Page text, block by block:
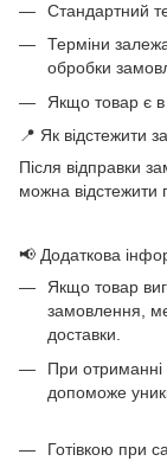
Стандартний
Терміни
обробки
Якщо товар є в
📍 Як відстежити
Після відправки
можна відстежити
📢 Додаткова
Якщо товар
замовлення,
доставки.
При отриманні
допоможе
Готівкою при